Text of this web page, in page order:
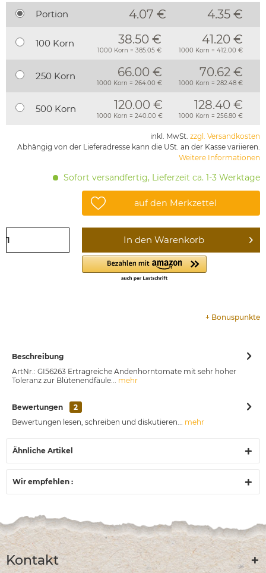
Portion 4.07 € 4.35 €
100 Korn 38.50 €
1000 Korn = 385.05 €
41.20 €
1000 Korn = 412.00 €
250 Korn 66.00 €
1000 Korn = 264.00 €
70.62 €
1000 Korn = 282.48 €
500 Korn 120.00 €
1000 Korn = 240.00 €
128.40 €
1000 Korn = 256.80 €
inkl. MwSt. zzgl. Versandkosten
Abhängig von der Lieferadresse kann die USt. an der Kasse variieren.
Weitere Informationen
Sofort versandfertig, Lieferzeit ca. 1-3 Werktage
auf den Merkzettel
In den Warenkorb
+ Bonuspunkte
Beschreibung
ArtNr.: GI56263 Ertragreiche Andenhorntomate mit sehr hoher
Toleranz zur Blütenendfäule...
mehr
Bewertungen
2
Bewertungen lesen, schreiben und diskutieren...
mehr
Ähnliche Artikel
Wir empfehlen :
Kontakt